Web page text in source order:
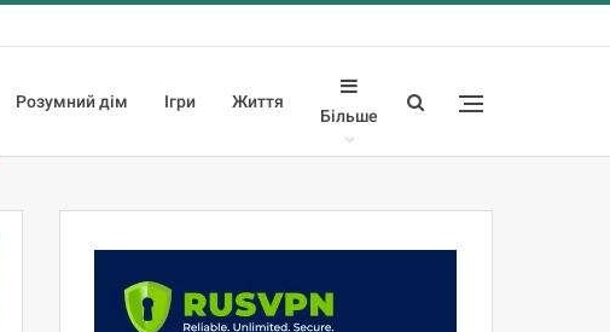
Розумний дім Ігри Життя
Більше